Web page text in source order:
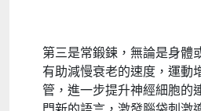
第三是常鍛鍊，無論是身體
有助減慢衰老的速度，運動
管，進一步提升神經細胞的